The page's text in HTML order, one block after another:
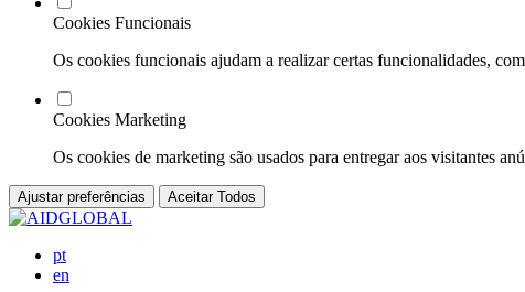
Cookies Funcionais
Os cookies funcionais ajudam a realizar certas funcionalidades,
Cookies Marketing
Os cookies de marketing são usados para entregar aos visitantes
Ajustar preferências Aceitar Todos
pt
en